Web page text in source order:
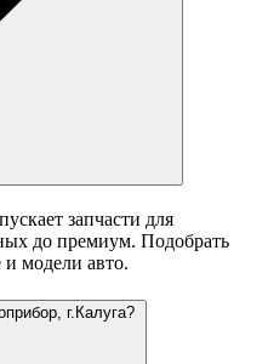
запчасти для
до премиум. Подобрать
модели авто.
г.Калуга?